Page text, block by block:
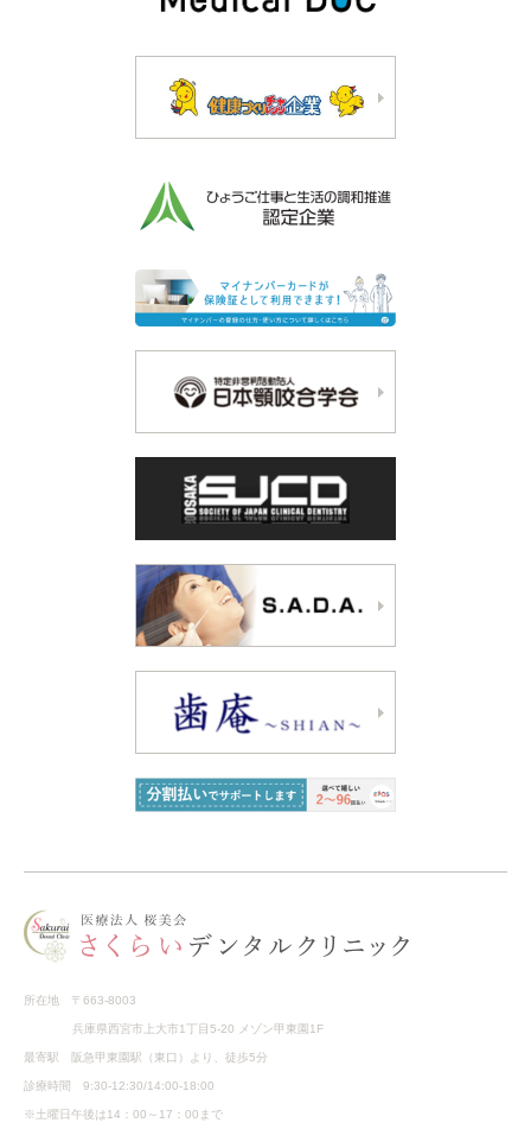
所在地 〒663-8003
兵庫県西宮市上大市1丁目5-20 メゾン甲東園1F
最寄駅 阪急甲東園駅（東口）より、徒歩5分
診療時間 9:30-12:30/14:00-18:00
※土曜日午後は14：00～17：00まで